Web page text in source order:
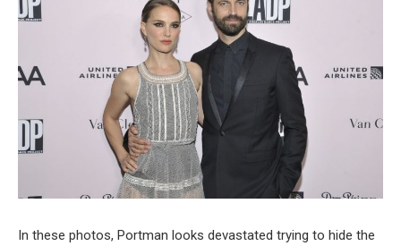
In these photos, Portman looks devastated trying to hide the